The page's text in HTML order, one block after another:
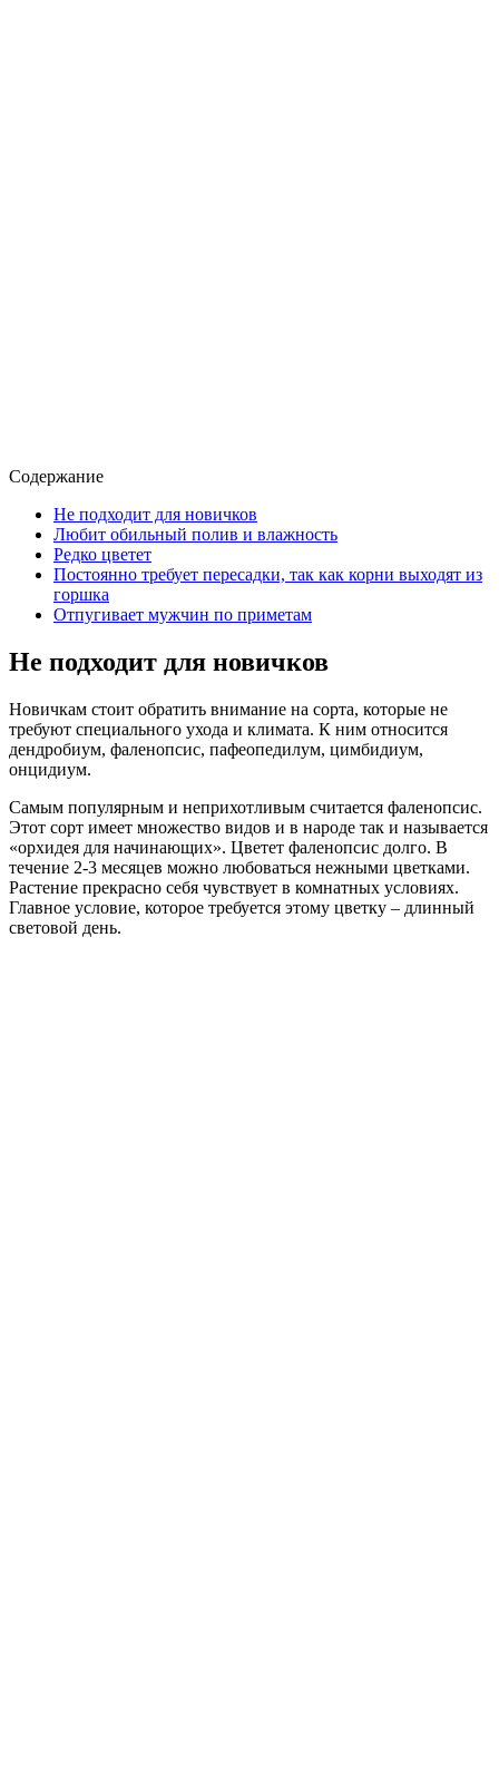
Содержание
Не подходит для новичков
Любит обильный полив и влажность
Редко цветет
Постоянно требует пересадки, так как корни выходят из
горшка
Отпугивает мужчин по приметам
Не подходит для новичков
Новичкам стоит обратить внимание на сорта, которые не
требуют специального ухода и климата. К ним относится
дендробиум, фаленопсис, пафеопедилум, цимбидиум,
онцидиум.
Самым популярным и неприхотливым считается фаленопсис.
Этот сорт имеет множество видов и в народе так и называется
«орхидея для начинающих». Цветет фаленопсис долго. В
течение 2-3 месяцев можно любоваться нежными цветками.
Растение прекрасно себя чувствует в комнатных условиях.
Главное условие, которое требуется этому цветку – длинный
световой день.